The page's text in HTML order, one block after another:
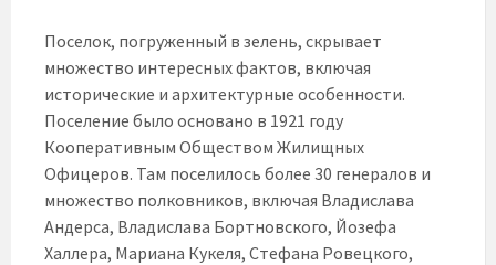
Поселок, погруженный в зелень, скрывает
множество интересных фактов, включая
исторические и архитектурные особенности.
Поселение было основано в 1921 году
Кооперативным Обществом Жилищных
Офицеров. Там поселилось более 30 генералов и
множество полковников, включая Владислава
Андерса, Владислава Бортновского, Йозефа
Халлера, Мариана Кукеля, Стефана Ровецкого,